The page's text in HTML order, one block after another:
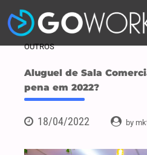
OUTROS
Aluguel de Sala
pena em 2022?
18/04/2022 by